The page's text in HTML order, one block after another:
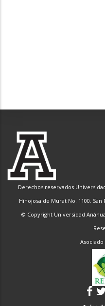
Derechos reservados
Hinojosa de Murat No. 1100. San
© Copyright Universidad